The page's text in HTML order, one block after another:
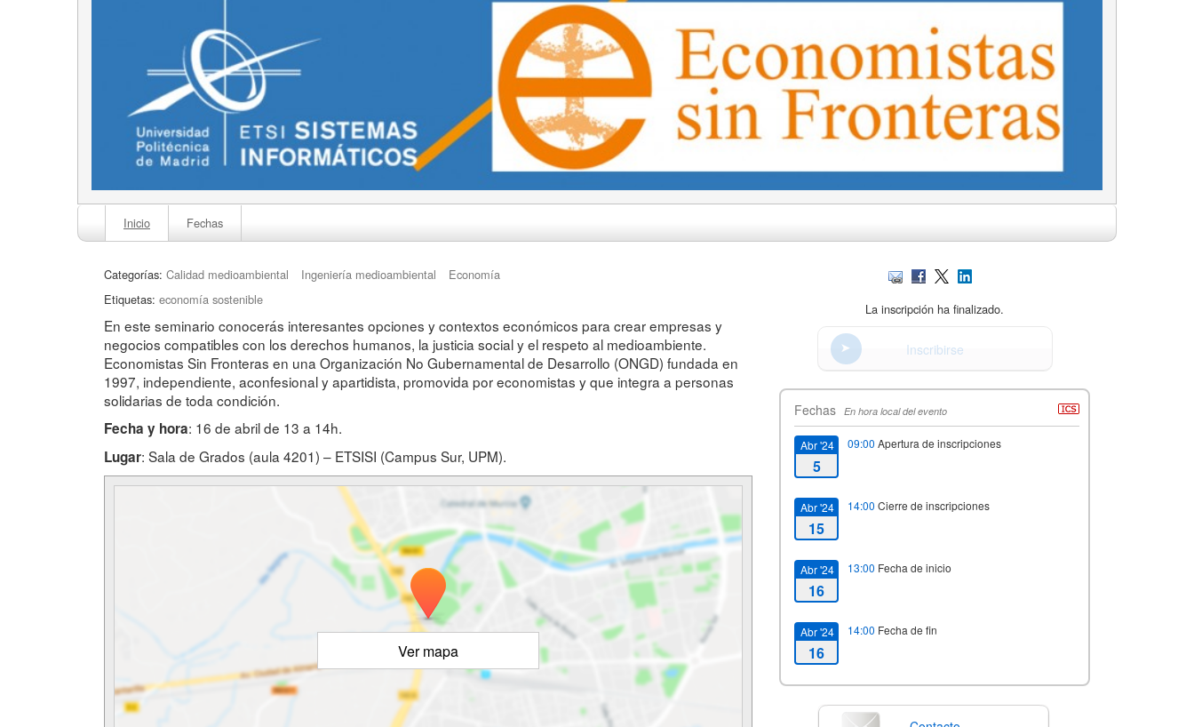
Inicio Fechas
Categorías: Calidad medioambiental Ingeniería medioambiental
Economía
Etiquetas: economía sostenible
En este seminario conocerás interesantes opciones y contextos económicos para crear empresas y
negocios compatibles con los derechos humanos, la justicia social y el respeto al medioambiente.
Economistas Sin Fronteras en una Organización No Gubernamental de Desarrollo (ONGD) fundada en
1997, independiente, aconfesional y apartidista, promovida por economistas y que integra a personas
solidarias de toda condición.
Fecha y hora: 16 de abril de 13 a 14h.
Lugar: Sala de Grados (aula 4201) – ETSISI (Campus Sur, UPM).
Ver mapa
La inscripción ha finalizado.
Inscribirse
Fechas En hora local del evento
Abr '24
5
09:00 Apertura de inscripciones
Abr '24
15
14:00 Cierre de inscripciones
Abr '24
16
13:00 Fecha de inicio
Abr '24
16
14:00 Fecha de fin